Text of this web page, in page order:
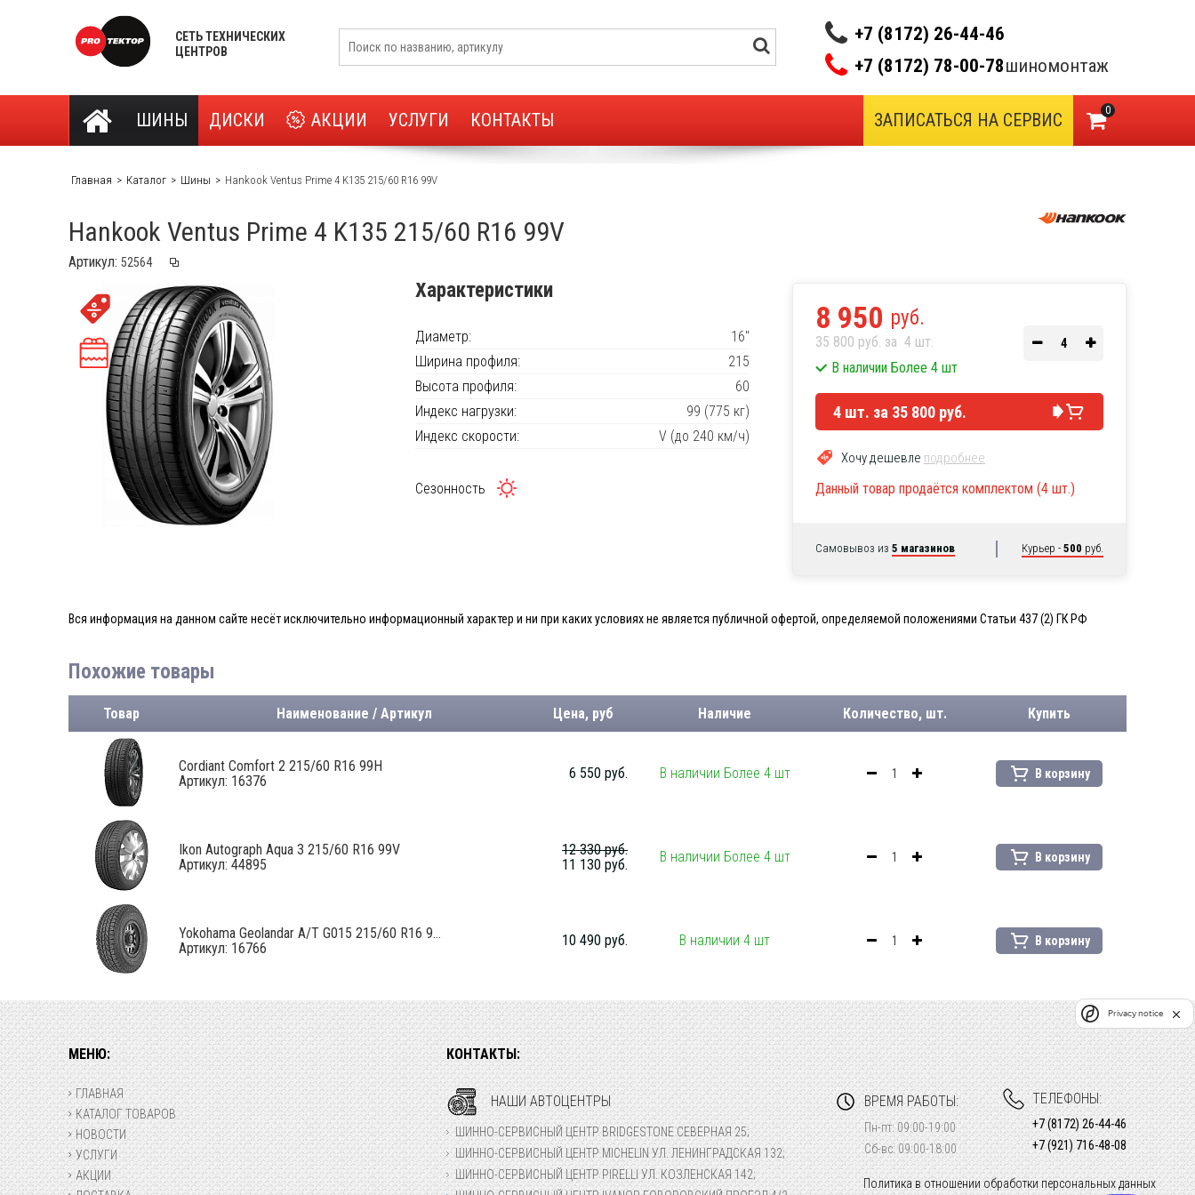
СЕТЬ ТЕХНИЧЕСКИХ
ЦЕНТРОВ
+7 (8172) 26-44-46
+7 (8172) 78-00-78шиномонтаж
ШИНЫ ДИСКИ АКЦИИ УСЛУГИ КОНТАКТЫ 0
ЗАПИСАТЬСЯ НА СЕРВИС
Главная Каталог Шины Hankook Ventus Prime 4 K135 215/60 R16 99V
Hankook Ventus Prime 4 K135 215/60 R16 99V
Артикул:
Характеристики
Диаметр:
16"
Ширина профиля:
215
Высота профиля:
60
Индекс нагрузки:
99 (775 кг)
Индекс скорости:
V (до 240 км/ч)
Сезонность
8 950 руб.
35 800 руб. за 4 шт.
В наличии Более 4 шт
4 шт. за 35 800 руб.
Хочу дешевле подробнее
Данный товар продаётся комплектом (4 шт.)
Самовывоз из 5 магазинов Курьер - 500 руб.
Вся информация на данном сайте несёт исключительно информационный характер и ни при каких условиях не является публичной офертой, определяемой положениями Статьи 437 (2) ГК РФ
Похожие товары
Товар Наименование / Артикул Цена, руб Наличие Количество, шт. Купить
Cordiant Comfort 2 215/60 R16 99H
Артикул: 16376
6 550 руб. В наличии Более 4 шт В корзину
Ikon Autograph Aqua 3 215/60 R16 99V
Артикул: 44895
12 330 руб.
11 130 руб.
В наличии Более 4 шт В корзину
Yokohama Geolandar A/T G015 215/60 R16 9...
Артикул: 16766
10 490 руб. В наличии 4 шт В корзину
МЕНЮ:
ГЛАВНАЯ
КАТАЛОГ ТОВАРОВ
НОВОСТИ
УСЛУГИ
АКЦИИ
КОНТАКТЫ:
НАШИ АВТОЦЕНТРЫ
ШИННО-СЕРВИСНЫЙ ЦЕНТР BRIDGESTONE СЕВЕРНАЯ 25;
ШИННО-СЕРВИСНЫЙ ЦЕНТР MICHELIN УЛ. ЛЕНИНГРАДСКАЯ 132;
ШИННО-СЕРВИСНЫЙ ЦЕНТР PIRELLI УЛ. КОЗЛЕНСКАЯ 142;
ВРЕМЯ РАБОТЫ:
Пн-пт: 09:00-19:00
Сб-вс: 09:00-18:00
Политика в отношении обработки персональных данных
ТЕЛЕФОНЫ:
+7 (8172) 26-44-46
+7 (921) 716-48-08
Privacy notice